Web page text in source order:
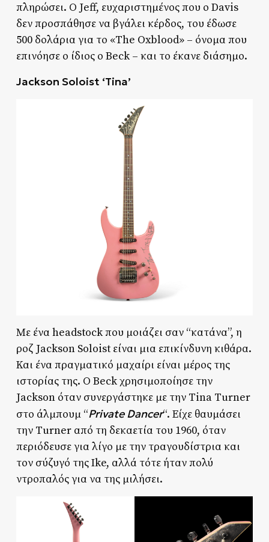
πληρώσει. Ο Jeff, ευχαριστημένος που ο Davis
δεν προσπάθησε να βγάλει κέρδος, του έδωσε
500 δολάρια για το «The Oxblood» – όνομα που
επινόησε ο ίδιος ο Beck – και το έκανε διάσημο.
Jackson Soloist ‘Tina’
Με ένα headstock που μοιάζει σαν “κατάνα”, η
ροζ Jackson Soloist είναι μια επικίνδυνη κιθάρα.
Και ένα πραγματικό μαχαίρι είναι μέρος της
ιστορίας της. Ο Beck χρησιμοποίησε την
Jackson όταν συνεργάστηκε με την Tina Turner
στο άλμπουμ “Private Dancer“. Είχε θαυμάσει
την Turner από τη δεκαετία του 1960, όταν
περιόδευσε για λίγο με την τραγουδίστρια και
τον σύζυγό της Ike, αλλά τότε ήταν πολύ
ντροπαλός για να της μιλήσει.